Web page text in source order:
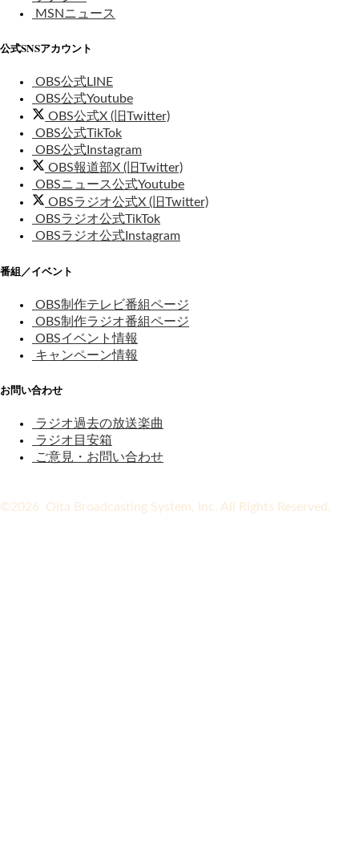
MSNニュース
公式SNSアカウント
OBS公式LINE
OBS公式Youtube
OBS公式X (旧Twitter)
OBS公式TikTok
OBS公式Instagram
OBS報道部X (旧Twitter)
OBSニュース公式Youtube
OBSラジオ公式X (旧Twitter)
OBSラジオ公式TikTok
OBSラジオ公式Instagram
番組／イベント
OBS制作テレビ番組ページ
OBS制作ラジオ番組ページ
OBSイベント情報
キャンペーン情報
お問い合わせ
ラジオ過去の放送楽曲
ラジオ目安箱
ご意見・お問い合わせ
©2026 Oita Broadcasting System, Inc. All Rights Reserved.